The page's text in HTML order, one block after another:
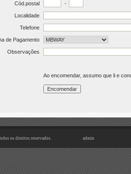
Cód.postal
-
Localidade
Telefone
de Pagamento
Observações
Ao encomendar, assumo que li e
os direitos reservados. admin